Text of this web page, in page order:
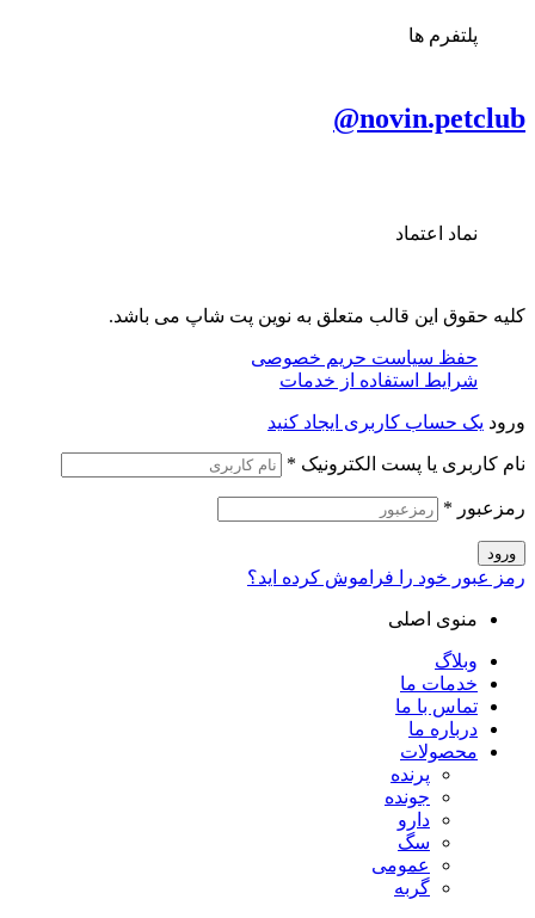
پلتفرم ها
novin.petclub@
نماد اعتماد
کلیه حقوق این قالب متعلق به نوین پت شاپ می باشد.
حفظ سیاست حریم خصوصی
شرایط استفاده از خدمات
ورود یک حساب کاربری ایجاد کنید
نام کاربری یا پست الکترونیک *
رمزعبور *
ورود
رمز عبور خود را فراموش کرده اید؟
منوی اصلی
وبلاگ
خدمات ما
تماس با ما
درباره ما
محصولات
پرنده
جونده
دارو
سگ
عمومی
گربه